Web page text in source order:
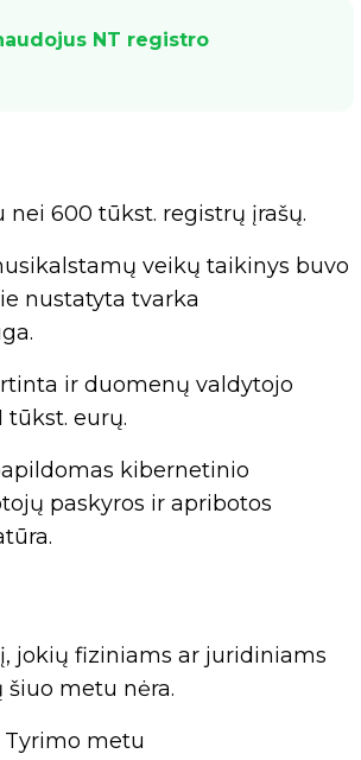
NT registro
600 tūkst. registrų įrašų.
veikų taikinys buvo
nustatyta tvarka
ir duomenų valdytojo
tūkst. eurų.
kibernetinio
paskyros ir apribotos
jokių fiziniams ar juridiniams
metu nėra.
metu